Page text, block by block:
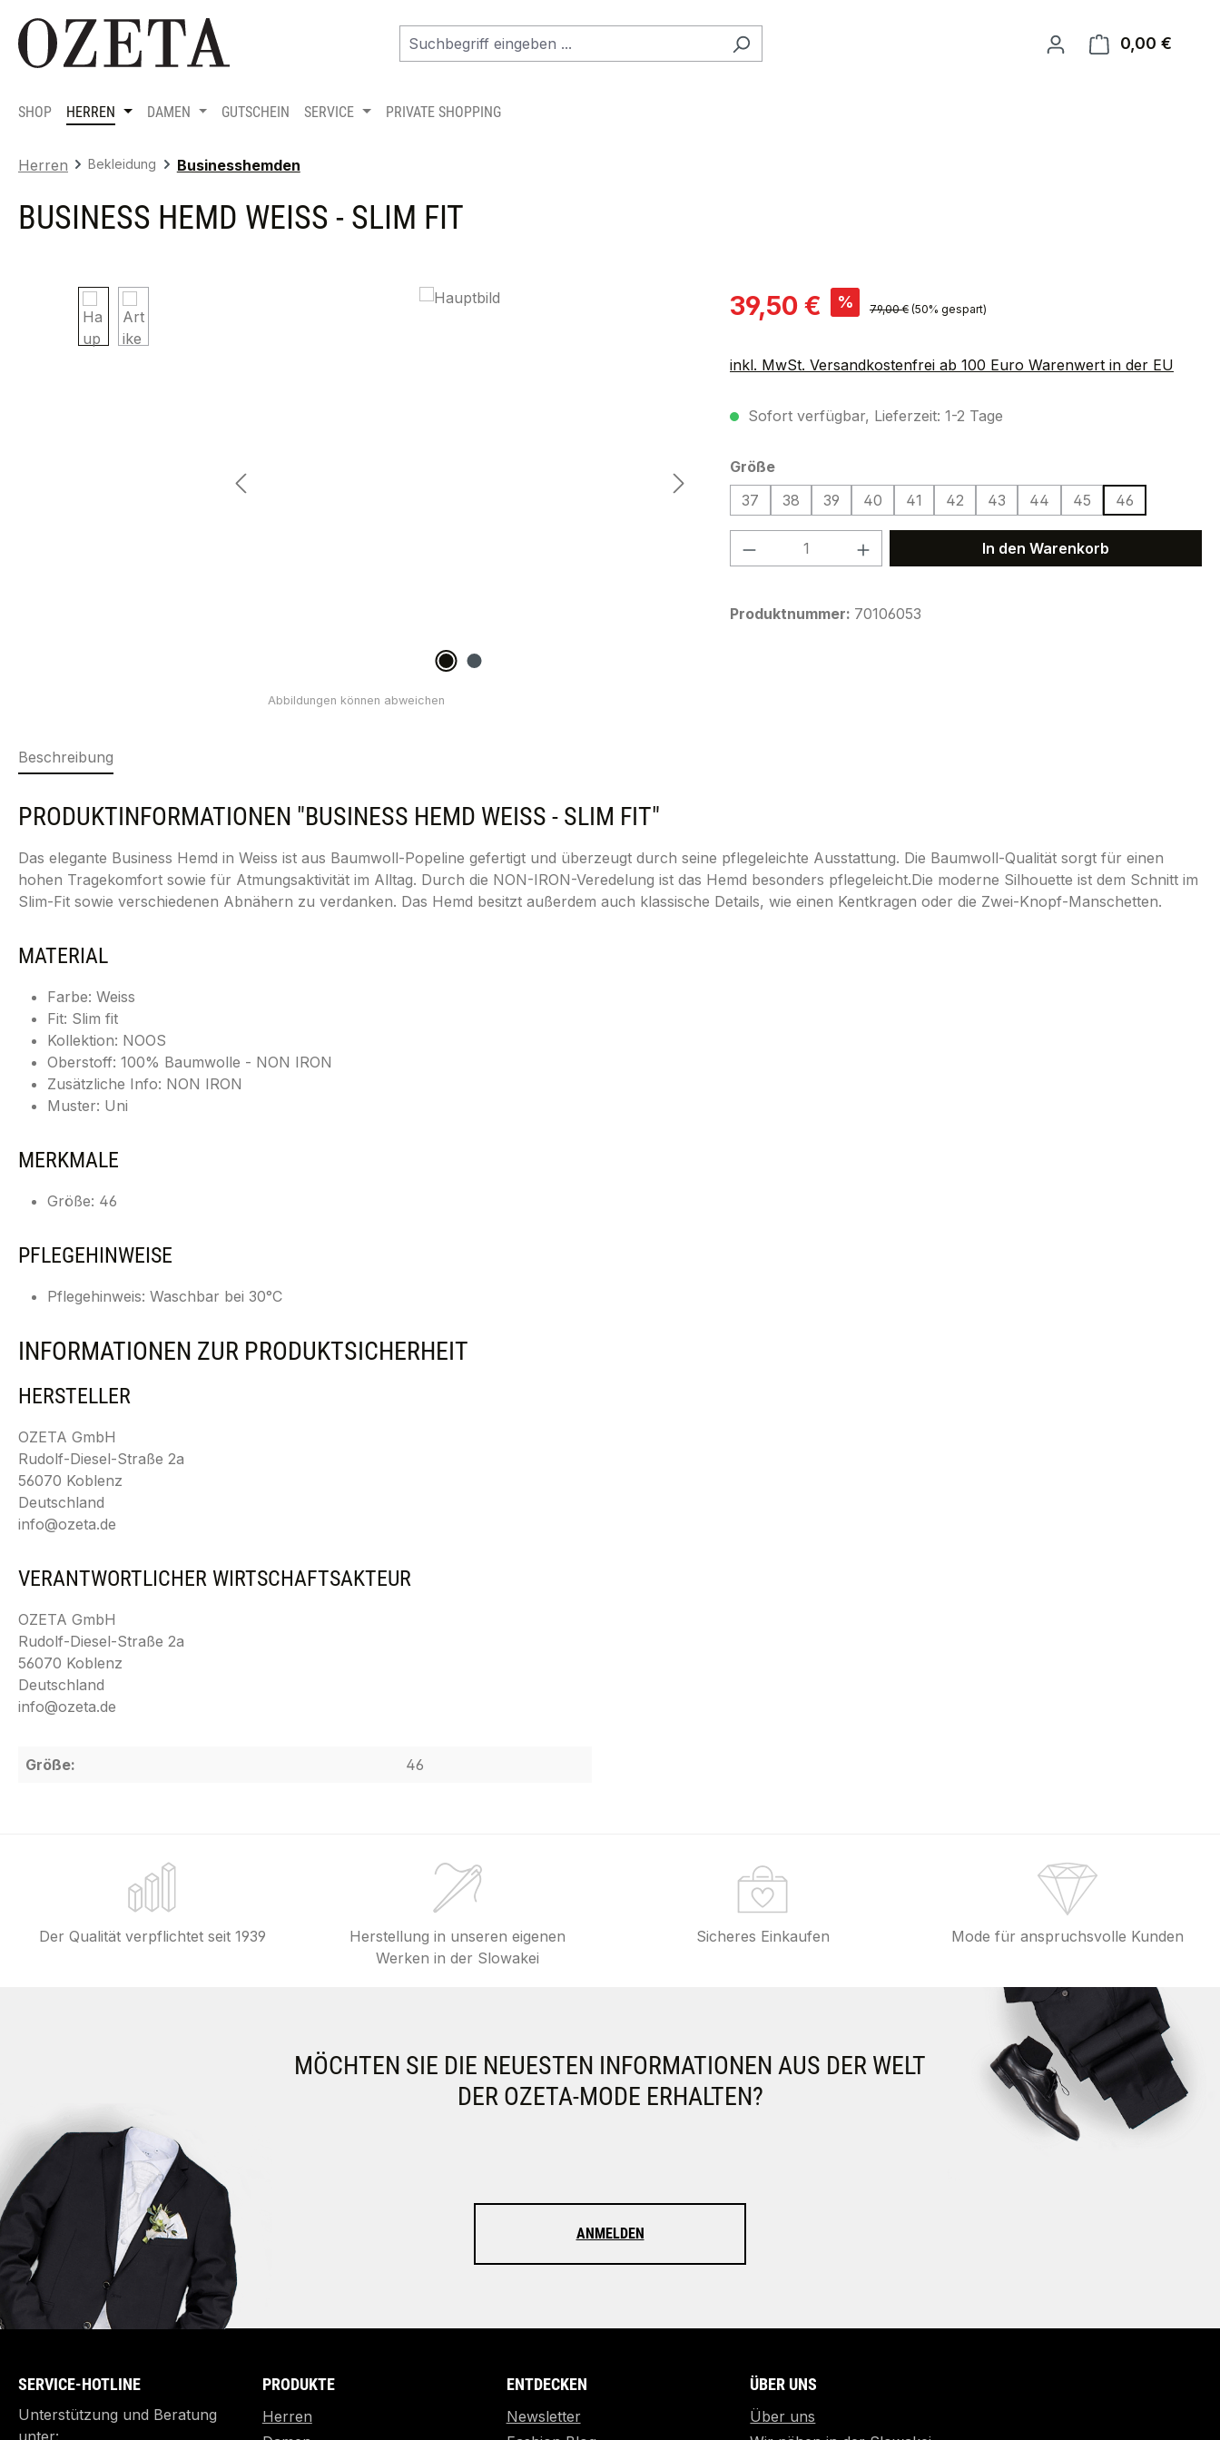
Hauptinhalt springen
Zur Suche springen
Zur Hauptnavigation springen
0,00 €
SHOP HERREN DAMEN GUTSCHEIN SERVICE PRIVATE SHOPPING
Herren Bekleidung Businesshemden
BUSINESS HEMD WEISS - SLIM FIT
Bildergalerie überspringen Verkaufspreis:
39,50 € % Regulärer Preis:
79,00 € (50% gespart)
inkl. MwSt. Versandkostenfrei ab 100 Euro Warenwert in der EU
Sofort verfügbar, Lieferzeit: 1-2 Tage
Größeauswählen
37
38 39 40 41 42 43 44 45 46
Produkt Anzahl: Gib den gewünschten Wert
In den Warenkorb
Produktnummer: 70106053
Beschreibung
PRODUKTINFORMATIONEN "BUSINESS HEMD WEISS - SLIM FIT"
Das elegante Business Hemd in Weiss ist aus Baumwoll-Popeline gefertigt und überzeugt durch seine pflegeleichte Ausstattung. Die Baumwoll-Qualität sorgt für einen
hohen Tragekomfort sowie für Atmungsaktivität im Alltag. Durch die NON-IRON-Veredelung ist das Hemd besonders pflegeleicht.Die moderne Silhouette ist dem Schnitt im
Slim-Fit sowie verschiedenen Abnähern zu verdanken. Das Hemd besitzt außerdem auch klassische Details, wie einen Kentkragen oder die Zwei-Knopf-Manschetten.
MATERIAL
Farbe: Weiss
Fit: Slim fit
Kollektion: NOOS
Oberstoff: 100% Baumwolle - NON IRON
Zusätzliche Info: NON IRON
Muster: Uni
MERKMALE
Größe: 46
PFLEGEHINWEISE
Pflegehinweis: Waschbar bei 30°C
INFORMATIONEN ZUR PRODUKTSICHERHEIT
HERSTELLER
OZETA GmbH
Rudolf-Diesel-Straße 2a
56070 Koblenz
Deutschland
info@ozeta.de
VERANTWORTLICHER WIRTSCHAFTSAKTEUR
OZETA GmbH
Rudolf-Diesel-Straße 2a
56070 Koblenz
Deutschland
info@ozeta.de
Größe: 46
Der Qualität verpflichtet seit 1939
Herstellung in unseren eigenen
Werken in der Slowakei
Sicheres Einkaufen Mode für anspruchsvolle Kunden
MÖCHTEN SIE DIE NEUESTEN INFORMATIONEN AUS DER WELT
DER OZETA-MODE ERHALTEN?
ANMELDEN
SERVICE-HOTLINE
Unterstützung und Beratung
unter:
PRODUKTE
Herren
ENTDECKEN
Newsletter
ÜBER UNS
Über uns